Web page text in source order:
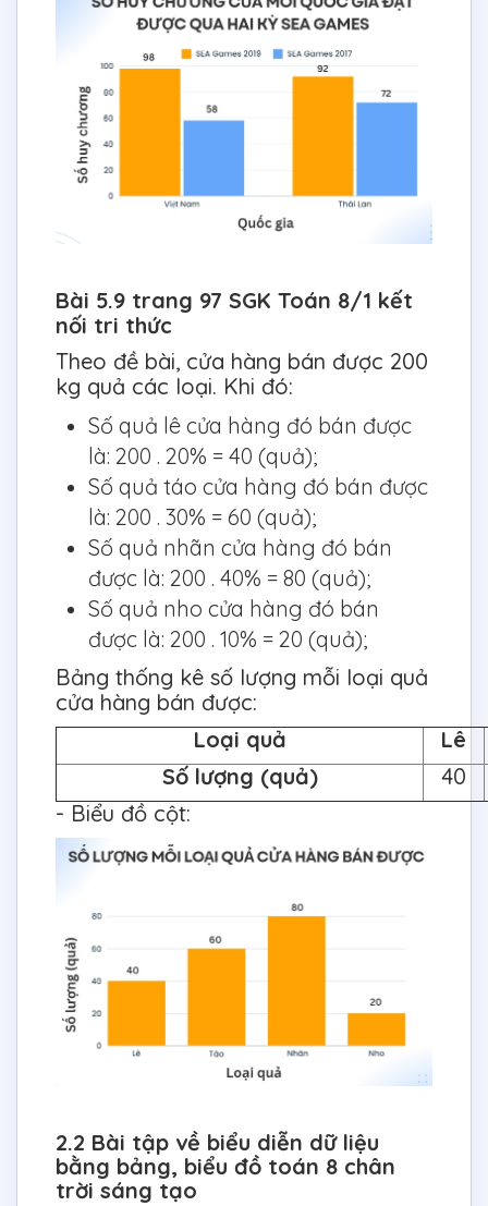
Bài 5.9 trang 97 SGK Toán 8/1 kết
nối tri thức
Theo đề bài, cửa hàng bán được 200
kg quả các loại. Khi đó:
Số quả lê cửa hàng đó bán được
là: 200 . 20% = 40 (quả);
Số quả táo cửa hàng đó bán được
là: 200 . 30% = 60 (quả);
Số quả nhãn cửa hàng đó bán
được là: 200 . 40% = 80 (quả);
Số quả nho cửa hàng đó bán
được là: 200 . 10% = 20 (quả);
Bảng thống kê số lượng mỗi loại quả
cửa hàng bán được:
Loại quả
Lê
Số lượng (quả)
40
- Biểu đồ cột:
2.2 Bài tập về biểu diễn dữ liệu
bằng bảng, biểu đồ toán 8 chân
trời sáng tạo